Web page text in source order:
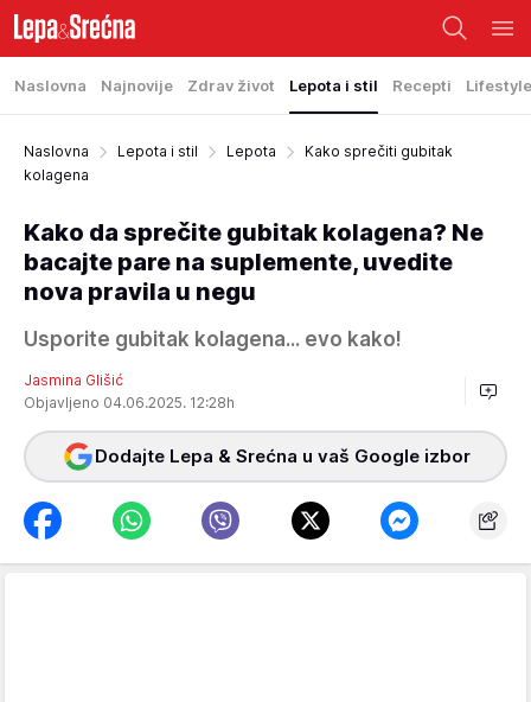
Naslovna Najnovije Zdrav život Lepota i stil Recepti Lifestyle
Naslovna Lepota i stil Lepota
Kako sprečiti gubitak
kolagena
Kako da sprečite gubitak kolagena? Ne
bacajte pare na suplemente, uvedite
nova pravila u negu
Usporite gubitak kolagena... evo kako!
Jasmina Glišić
Objavljeno 04.06.2025. 12:28h
Dodajte Lepa & Srećna u vaš Google izbor